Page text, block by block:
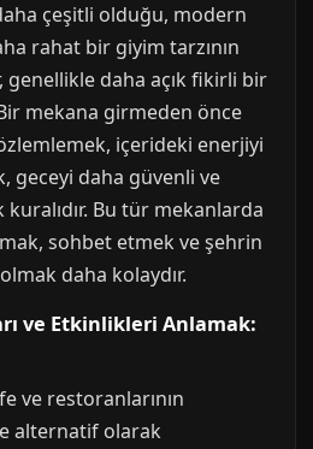
çeşitli olduğu, modern
rahat bir giyim tarzının
daha açık fikirli bir
mekana girmeden önce
içerideki enerjiyi
geceyi daha güvenli ve
Bu tür mekanlarda
sohbet etmek ve şehrin
daha kolaydır.
ve Etkinlikleri Anlamak:
ve restoranlarının
alternatif olarak